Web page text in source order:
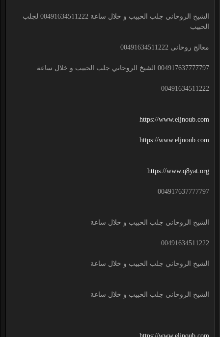
الشيخ الروحاني جلب الحبيب و خلال ساعة 00491634511222 لجلب
الحبيب
معالج روحانى 00491634511222
004917637777797 الشيخ الروحاني جلب الحبيب و خلال ساعة
00491634511222
https://www.eljnoub.com
https://www.eljnoub.com
https://www.q8yat.org
004917637777797
الشيخ الروحاني جلب الحبيب و خلال ساعة
00491634511222
الشيخ الروحاني جلب الحبيب و خلال ساعة
الشيخ الروحاني جلب الحبيب و خلال ساعة